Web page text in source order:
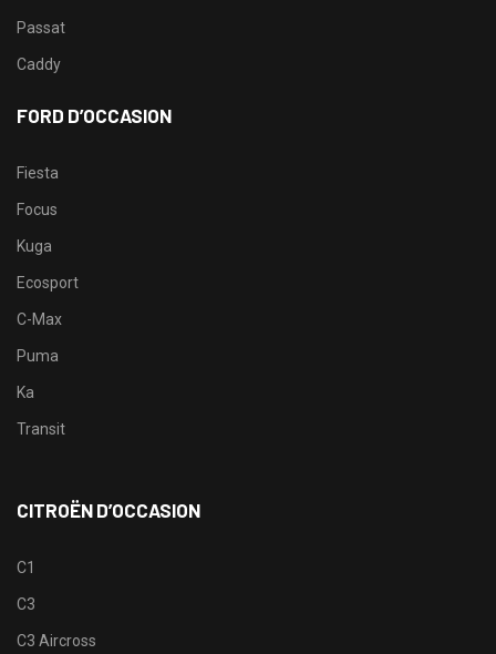
Passat
Caddy
FORD D’OCCASION
Fiesta
Focus
Kuga
Ecosport
C-Max
Puma
Ka
Transit
CITROËN D’OCCASION
C1
C3
C3 Aircross